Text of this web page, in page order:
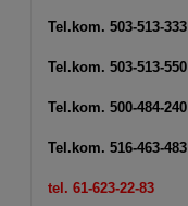
Tel.kom. 503-513-333
Tel.kom. 503-513-550
Tel.kom. 500-484-240
Tel.kom. 516-463-483
tel. 61-623-22-83